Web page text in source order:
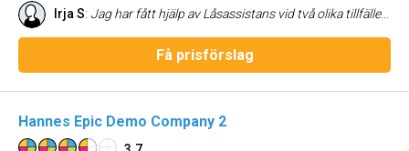
Irja S: Jag har fått hjälp av Låsassistans vid två olika tillfällen och de har varit grymt bra! När man behöver hjälp i en knepig situation med sitt lås önskar man: bra, enkel och vänlig kommunikation, snabb återkoppling och felfritt resultat! Låsassistans har full pott på alla dessa områden! En räddare i nöden!
Få prisförslag
Hannes Epic Demo Company 2